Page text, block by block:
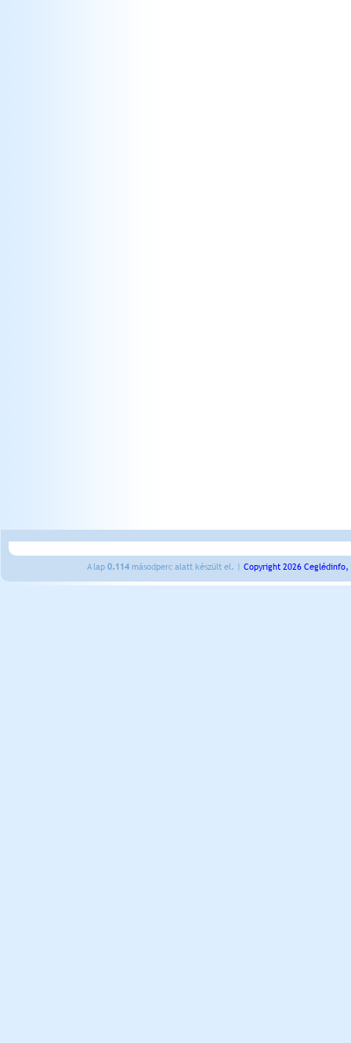
A lap 0.114 másodperc alatt készült el. | Copyright 2026